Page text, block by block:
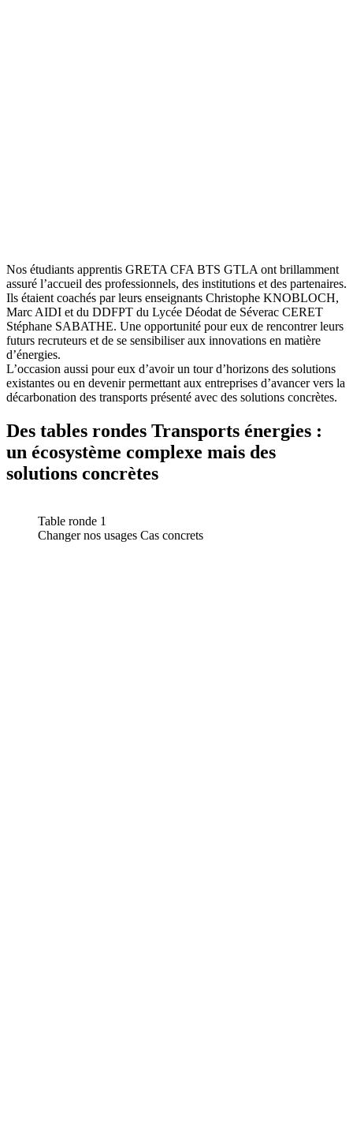
Nos étudiants apprentis GRETA CFA BTS GTLA ont brillamment
assuré l’accueil des professionnels, des institutions et des partenaires.
Ils étaient coachés par leurs enseignants Christophe KNOBLOCH,
Marc AIDI et du DDFPT du Lycée Déodat de Séverac CERET
Stéphane SABATHE. Une opportunité pour eux de rencontrer leurs
futurs recruteurs et de se sensibiliser aux innovations en matière
d’énergies.
L’occasion aussi pour eux d’avoir un tour d’horizons des solutions
existantes ou en devenir permettant aux entreprises d’avancer vers la
décarbonation des transports présenté avec des solutions concrètes.
Des tables rondes Transports énergies :
un écosystème complexe mais des
solutions concrètes
Table ronde 1
Changer nos usages Cas concrets